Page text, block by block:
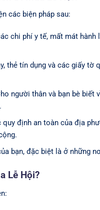
các biện pháp sau:
chi phí y tế, mất mát hành
thẻ tín dụng và các giấy tờ
người thân và bạn bè biết
định an toàn của địa
bạn, đặc biệt là ở những
Lễ Hội?